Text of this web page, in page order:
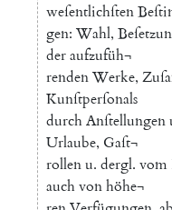
weſentlichſten
gen: Wahl,
deraufzufüh¬
rendenWerke,
Kunſtperſonals
durchAnſtellungen
Urlaube, Gaſt¬
rollenu. dergl. vom
auchvonhöhe¬